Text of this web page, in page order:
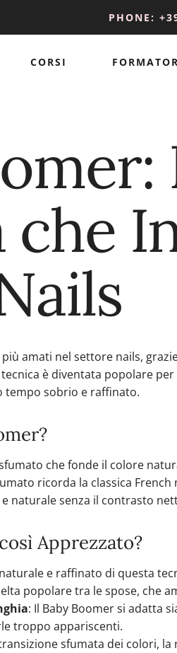
PHONE:
CORSI
che
amati nel settore nails,
è diventata popolare
tempo sobrio e raffinato.
che fonde il colore
ricorda la classica
naturale senza il contrasto
Apprezzato?
naturale e raffinato di questa
popolare tra le spose, che
: Il Baby Boomer si adatta
troppo appariscenti.
sfumata dei colori,